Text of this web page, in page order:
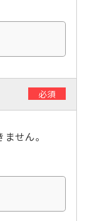
必須
せん。